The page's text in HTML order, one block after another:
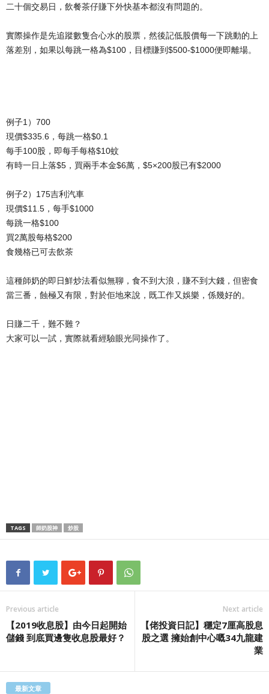
二十個交易日，飲餐茶仔賺下外快基本都沒有問題的。
實際操作是先追蹤數隻合心水的股票，然後記低股價每一下跳動的上
落差別，如果以每跳一格為$100，目標賺到$500-$1000便即離場。
例子1）700
現價$335.6，每跳一格$0.1
每手100股，即每手每格$10蚊
有時一日上落$5，買兩手本金$6萬，$5×200股已有$2000
例子2）175吉利汽車
現價$11.5，每手$1000
每跳一格$100
買2萬股每格$200
食幾格已可去飲茶
這種師奶的即日鮮炒法看似無聊，食不到大浪，賺不到大錢，但密食
當三番，蝕極又有限，對於佢地來說，既工作又娛樂，係幾好的。
日賺二千，難不難？
大家可以一試，實際就看經驗眼光同操作了。
TAGS 師奶股神 炒股
Previous article
【2019收息股】由今日起開始
儲錢 到底買邊隻收息股最好？
Next article
【佬投資日記】穩定7厘高股息
股之選 擁始創中心嘅34九龍建
業
最新文章